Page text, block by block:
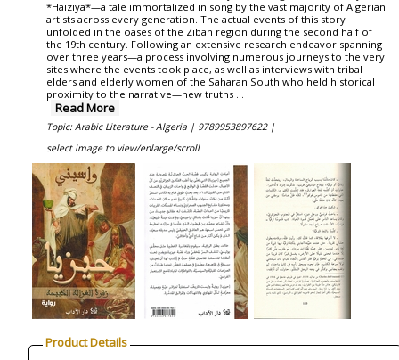
*Haiziya*—a tale immortalized in song by the vast majority of Algerian
artists across every generation. The actual events of this story
unfolded in the oases of the Ziban region during the second half of
the 19th century. Following an extensive research endeavor spanning
over three years—a process involving numerous journeys to the very
sites where the events took place, as well as interviews with tribal
elders and elderly women of the Saharan South who held historical
proximity to the narrative—new truths ...
Read More
Topic: Arabic Literature - Algeria | 9789953897622 |
select image to view/enlarge/scroll
Product Details